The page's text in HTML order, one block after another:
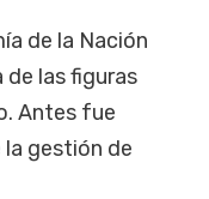
de la Nación
de las figuras
Antes fue
gestión de